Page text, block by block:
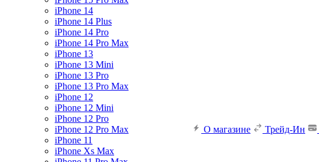
iPhone 14
iPhone 14 Plus
iPhone 14 Pro
iPhone 14 Pro Max
iPhone 13
iPhone 13 Mini
iPhone 13 Pro
iPhone 13 Pro Max
iPhone 12
iPhone 12 Mini
iPhone 12 Pro
iPhone 12 Pro Max
iPhone 11
iPhone Xs Max
О магазине Трейд-Ин